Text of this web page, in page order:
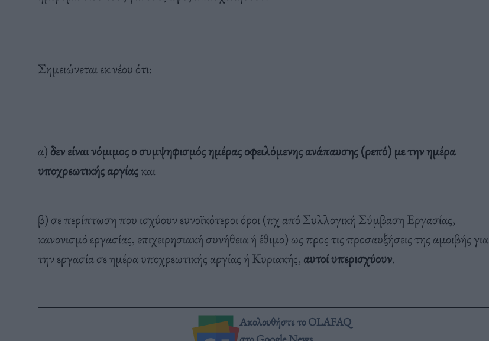
Σημειώνεται εκ νέου ότι:
α) δεν είναι νόμιμος ο συμψηφισμός ημέρας οφειλόμενης ανάπαυσης (ρεπό) με την ημέρα
υποχρεωτικής αργίαςκαι
β) σε περίπτωση που ισχύουν ευνοϊκότεροι όροι (πχ από Συλλογική Σύμβαση Εργασίας,
κανονισμό εργασίας, επιχειρησιακή συνήθεια ή έθιμο) ως προς τις προσαυξήσεις της αμοιβής για
την εργασία σε ημέρα υποχρεωτικής αργίας ή Κυριακής, αυτοί υπερισχύουν.
Ακολουθήστε το OLAFAQ